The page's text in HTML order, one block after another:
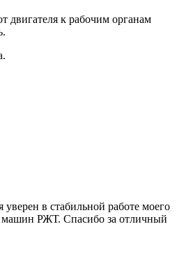
двигателя к рабочим органам
в стабильной работе моего
машин РЖТ. Спасибо за отличный